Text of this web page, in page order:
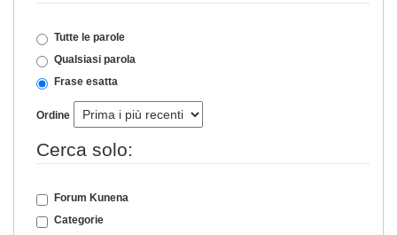
Tutte le parole
Qualsiasi parola
Frase esatta
Ordine
Cerca solo:
Forum Kunena
Categorie